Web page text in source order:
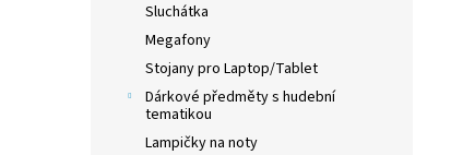
Sluchátka
Megafony
Stojany pro Laptop/Tablet
Dárkové předměty s hudební
tematikou
Lampičky na noty